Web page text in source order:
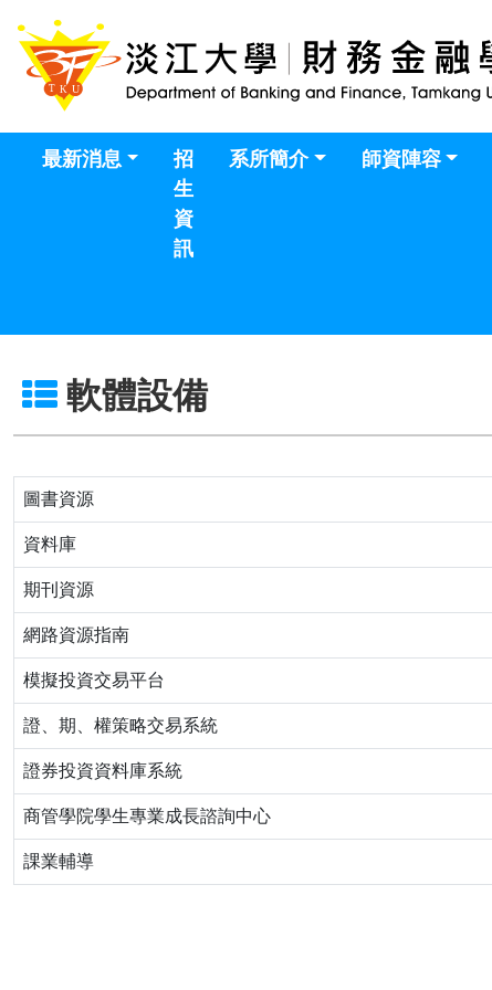
最新消息
招
生
資
訊
系所簡介 師資陣容
軟體設備
圖書資源
資料庫
期刊資源
網路資源指南
模擬投資交易平台
證、期、權策略交易系統
證券投資資料庫系統
商管學院學生專業成長諮詢中心
課業輔導